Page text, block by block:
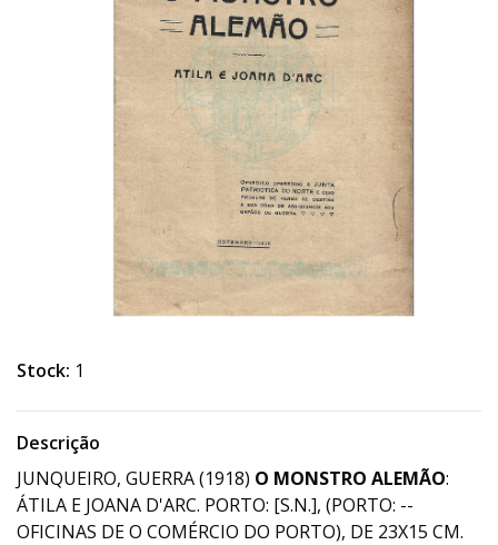
Stock: 1
Descrição
JUNQUEIRO, GUERRA (1918) O MONSTRO ALEMÃO:
ÁTILA E JOANA D'ARC. PORTO: [S.N.], (PORTO: --
OFICINAS DE O COMÉRCIO DO PORTO), DE 23X15 CM.